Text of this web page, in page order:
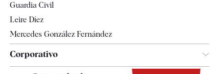
Guardia Civil
Leire Díez
Mercedes González Fernández
Corporativo
Contacto